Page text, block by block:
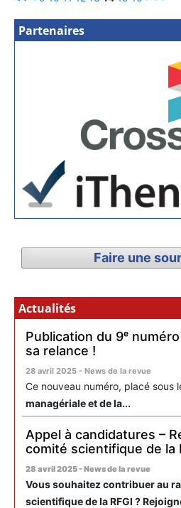
Partenaires
Faire une
Actualités
Publication du 9ᵉ
sa relance !
28 avril 2025 - News de la revue
Ce nouveau numéro, placé sous
managériale et de la...
Appel à candidatures –
comité scientifique de la
28 avril 2025 - News de la revue
Vous souhaitez contribuer au
scientifique de la RFGI ?